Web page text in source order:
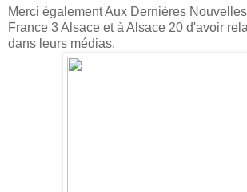
Merci également Aux Dernières
France 3 Alsace et à Alsace 20 d'avoir
dans leurs médias.